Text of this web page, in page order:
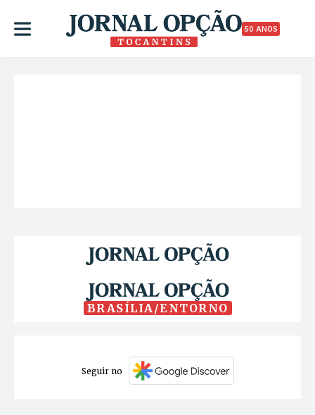
50 ANOS
BRASÍLIA/ENTORNO
Seguir no